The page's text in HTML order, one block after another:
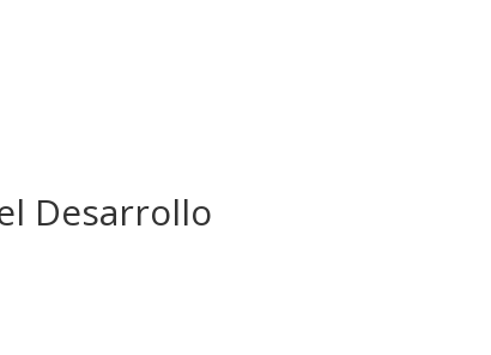
Desarrollo